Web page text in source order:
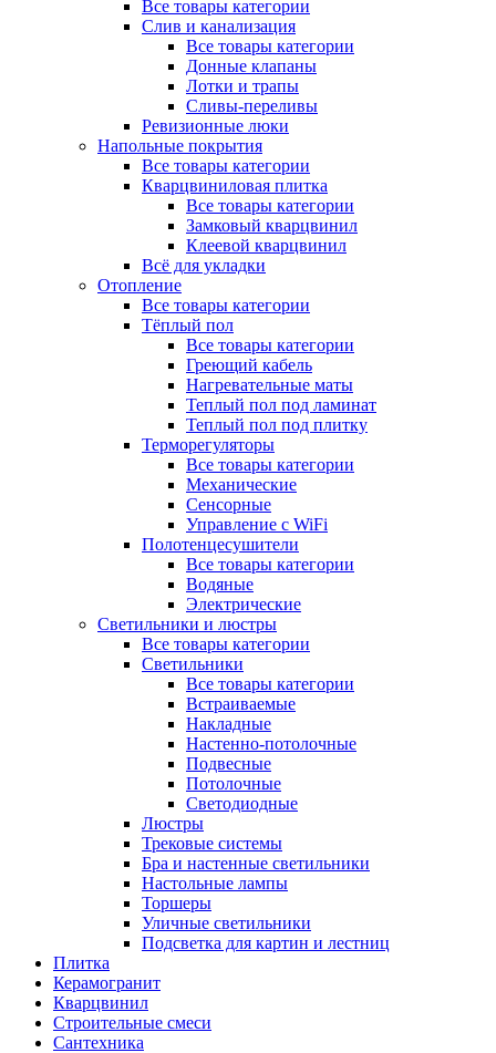
Все товары категории
Слив и канализация
Все товары категории
Донные клапаны
Лотки и трапы
Сливы-переливы
Ревизионные люки
Напольные покрытия
Все товары категории
Кварцвиниловая плитка
Все товары категории
Замковый кварцвинил
Клеевой кварцвинил
Всё для укладки
Отопление
Все товары категории
Тёплый пол
Все товары категории
Греющий кабель
Нагревательные маты
Теплый пол под ламинат
Теплый пол под плитку
Терморегуляторы
Все товары категории
Механические
Сенсорные
Управление с WiFi
Полотенцесушители
Все товары категории
Водяные
Электрические
Светильники и люстры
Все товары категории
Светильники
Все товары категории
Встраиваемые
Накладные
Настенно-потолочные
Подвесные
Потолочные
Светодиодные
Люстры
Трековые системы
Бра и настенные светильники
Настольные лампы
Торшеры
Уличные светильники
Подсветка для картин и лестниц
Плитка
Керамогранит
Кварцвинил
Строительные смеси
Сантехника